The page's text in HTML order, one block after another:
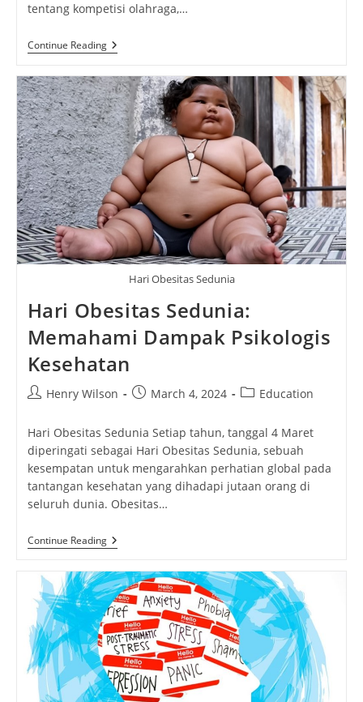
tentang kompetisi olahraga,…
Continue ReadingO2SN:
Olimpiade
Siswa
Nasional
Pelajar
Indonesia
Hari Obesitas Sedunia
Hari Obesitas Sedunia:
Memahami Dampak Psikologis
Kesehatan
PostHenry Wilson
PostMarch 4, 2024
PostEducation
Hari Obesitas Sedunia Setiap tahun, tanggal 4 Maret
diperingati sebagai Hari Obesitas Sedunia, sebuah
kesempatan untuk mengarahkan perhatian global pada
tantangan kesehatan yang dihadapi jutaan orang di
seluruh dunia. Obesitas…
Continue ReadingHari
Obesitas
Memahami
Dampak
Psikologis
Kesehatan